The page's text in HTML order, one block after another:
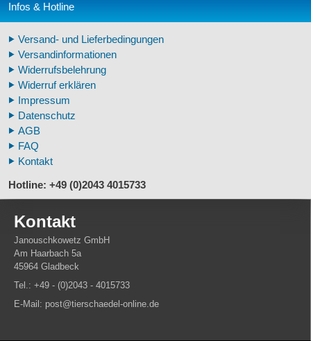
Arm-/Beinskelette Mensch
Zähne Warzenschwein
Veterinär - Lehrmittel
Fossilreplikate Mensch
Pferdemähnen
Fußspuren museal
Tierhörner
Infos & Hotline
Versand- und Lieferbedingungen
Versandinformationen
Widerrufsbelehrung
Widerruf erklären
Impressum
Datenschutz
AGB
FAQ
Kontakt
Hotline: +49 (0)2043 4015733
Kontakt
Janouschkowetz GmbH
Am Haarbach 5a
45964 Gladbeck
Tel.: +49 - (0)2043 - 4015733
E-Mail: post@tierschaedel-online.de